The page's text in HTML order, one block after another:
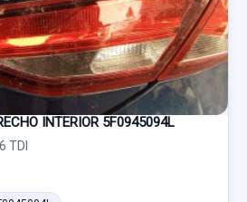
INTERIOR 5F0945094L
TDI